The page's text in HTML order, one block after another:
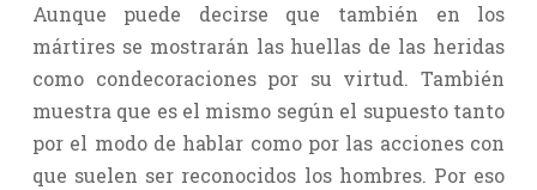
Aunque puede decirse que también en los
mártires se mostrarán las huellas de las heridas
como condecoraciones por su virtud. También
muestra que es el mismo según el supuesto tanto
por el modo de hablar como por las acciones con
que suelen ser reconocidos los hombres. Por eso